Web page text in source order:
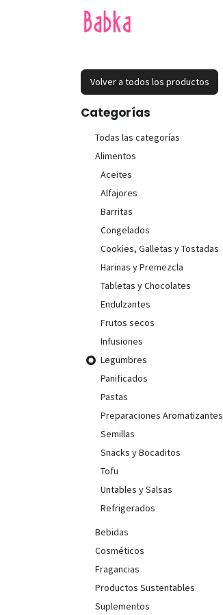
Volver a todos los productos
Categorías
Todas las categorías
Alimentos
Aceites
Alfajores
Barritas
Congelados
Cookies, Galletas y Tostadas
Harinas y Premezcla
Tabletas y Chocolates
Endulzantes
Frutos secos
Infusiones
Legumbres
Panificados
Pastas
Preparaciones Aromatizantes
Semillas
Snacks y Bocaditos
Tofu
Untables y Salsas
Refrigerados
Bebidas
Cosméticos
Fragancias
Productos Sustentables
Suplementos